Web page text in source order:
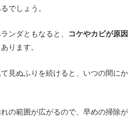
でしょう。
ンダともなると、
コケやカビが原因
ります。
見ぬふりを続けると、いつの間にか
の範囲が広がるので、早めの掃除が